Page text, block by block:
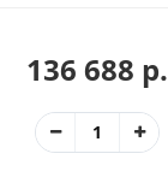
136 688 р.